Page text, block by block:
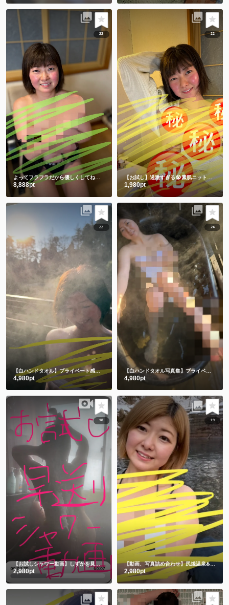
22
よってフラフラだから優しくしてね💕ワキと手ぶらは裸より恥ずかしい🫣
8,888pt
22
【お試し】過激すぎる😭素肌ニットからの手ぶらショット㊙️
1,980pt
22
【白ハンドタオル】プライベート感満載の貸切露天風呂で撮影したよ🫣💕後編
4,980pt
24
4,980pt
18
【お試しシャワー動画】しずかを見つけてくれてありがとう🫶
2,980pt
19
【動画、写真詰め合わせ】尻焼温泉♨️牛さん水着と鬼さん豆まき 恒例飛び込み動画付き🏊
2,980pt